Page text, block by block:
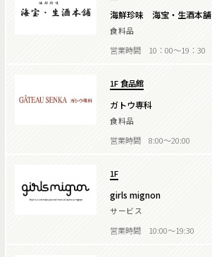
海鮮珍味 海宝・生酒本舗
食料品
営業時間 10：00～19：30
1F 食品館
ガトウ専科
食料品
営業時間 8:00～20:00
1F
girls mignon
サービス
営業時間 10:00～19:30